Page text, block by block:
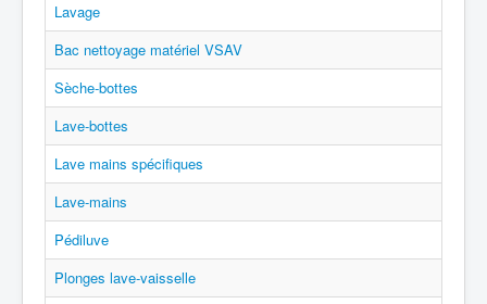
Lavage
Bac nettoyage matériel VSAV
Sèche-bottes
Lave-bottes
Lave mains spécifiques
Lave-mains
Pédiluve
Plonges lave-vaisselle